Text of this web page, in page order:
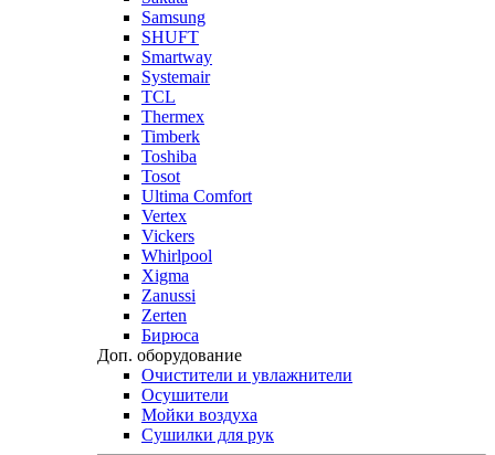
Samsung
SHUFT
Smartway
Systemair
TCL
Thermex
Timberk
Toshiba
Tosot
Ultima Comfort
Vertex
Vickers
Whirlpool
Xigma
Zanussi
Zerten
Бирюса
Доп. оборудование
Очистители и увлажнители
Осушители
Мойки воздуха
Сушилки для рук